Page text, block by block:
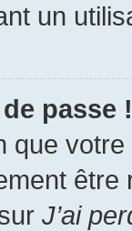
un
passe !
que
J’ai